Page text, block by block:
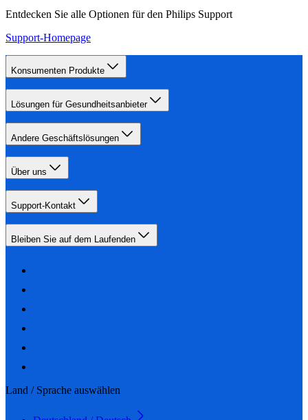
Entdecken Sie alle Optionen für den Philips Support
Support-Homepage
Konsumenten Produkte
Lösungen für Gesundheitsanbieter
Andere Geschäftslösungen
Über uns
Support-Kontakt
Bleiben Sie auf dem Laufenden
Land / Sprache auswählen